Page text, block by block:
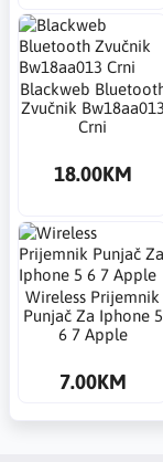
Blackweb
Zvučnik Bw18aa013
Crni
18.00KM
Wireless Prijemnik
Punjač Za Iphone 5
6 7 Apple
7.00KM